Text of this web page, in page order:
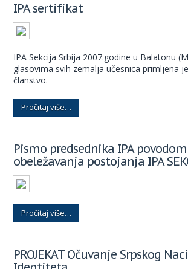
IPA sertifikat
IPA Sekcija Srbija 2007.godine u Balatonu
glasovima svih zemalja učesnica primljena
članstvo.
Pročitaj više…
Pismo predsednika IPA
obeležavanja postojanja IPA
Pročitaj više…
PROJEKAT Očuvanje Srpskog